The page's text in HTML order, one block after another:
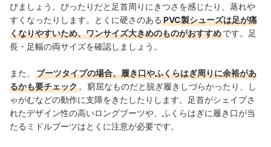
びましょう。ぴったりだと足首周りにきつさを感じたり、蒸れや
すくなったりします。とくに硬さのある PVC製シューズは足が痛
くなりやすいため、ワンサイズ大きめのものがおすすめです。足
長・足幅の両サイズを確認しましょう。
また、
ブーツタイプの場合、履き口やふくらはぎ周りに余裕があ
るかも要チェック 。窮屈なものだと脱ぎ履きしづらかったり、し
ゃがむなどの動作に支障をきたしたりします。足首がシェイプさ
れたデザイン性の高いロングブーツや、ふくらはぎに履き口が当
たるミドルブーツはとくに注意が必要です。